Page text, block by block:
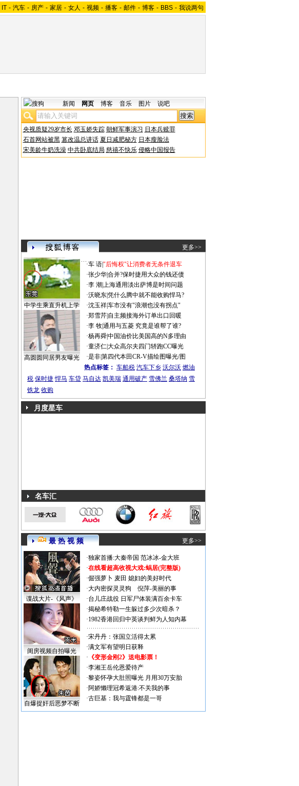
IT - 汽车 - 房产 - 家居 - 女人 - 视频 - 播客 - 邮件 - 博客 - BBS - 我说两句
新闻 网页 博客 音乐 图片 说吧
央视质疑29岁市长 邓玉娇失踪 朝鲜军事演习 日本兵赎罪
石首网站被黑 篡改温总讲话 夏日减肥秘方 日本瘦脸法
宋美龄牛奶洗澡 中共卧底结局 慈禧不快乐 侵略中国报告
更多>>
中学生乘直升机上学
高圆圆同居男友曝光
·车 语|"后悔权"让消费者无条件退车
·张少华|合并?保时捷用大众的钱还债
·李 潮 上海通用淡出萨博是时间问题
·沃晓东|凭什么腾中就不能收购悍马?
·沈玉祥|车市没有"浪潮也没有拐点"
·郑雪芹| 自主频接海外订单出口回暖
·李 牧|通用与五菱 究竟是谁帮了谁?
·杨再舜|中国油价比美国高的N多理由
·童济仁|大众高尔夫四门轿跑CC曝光
·是非|第四代本田CR-V描绘图曝光/图
热点标签： 车船税 汽车下乡 沃尔沃 燃油
税 保时捷 悍马 车贷 马自达 凯美瑞 通用破产 雪佛兰 桑塔纳 雪
铁龙 收购
月度星车
名车汇
最 热 视 频 更多>>
谍战大片-《风声》
闺房视频自拍曝光
自爆捉奸后恶梦不断
·独家首播:大秦帝国 范冰冰-金大班
·在线看超高收视大戏:蜗居(完整版)
·倔强萝卜 麦田 媳妇的美好时代
·大内密探灵灵狗
倪萍-美丽的事
·台儿庄战役 日军尸体装满百余卡车
·揭秘希特勒一生躲过多少次暗杀？
·1982香港回归中英谈判鲜为人知内幕
·宋丹丹：张国立活得太累
·满文军有望明日获释
· 《变形金刚2》送电影票！
·李湘王岳伦恩爱待产
·黎姿怀孕大肚照曝光 月用30万安胎
·阿娇懒理冠希返港:不关我的事
·古巨基：我与霆锋都是一哥